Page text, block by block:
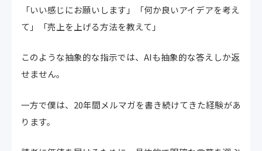
「いい感じにお願いします」「何か良いアイデアを考え
て」「売上を上げる方法を教えて」
このような抽象的な指示では、AIも抽象的な答えしか返
せません。
一方で僕は、20年間メルマガを書き続けてきた経験があ
ります。